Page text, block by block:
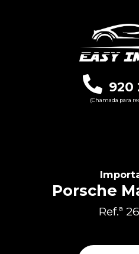
920
(Chamada para
Porsche
Ref.ª